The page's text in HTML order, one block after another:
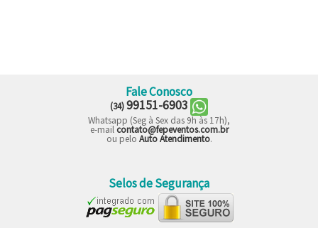
Fale Conosco
(34)99151-6903
Whatsapp (Seg à Sex das 9h às 17h),
e-mail contato@fepeventos.com.br
ou pelo Auto Atendimento.
Selos de Segurança